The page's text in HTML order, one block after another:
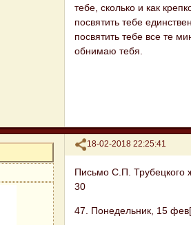
тебе, сколько и как
посвятить тебе
посвятить тебе все те
обнимаю тебя.
Поделиться
18-02-2018 22:25:41
Письмо С.П. Трубецкого
30
47. Понедельник, 15